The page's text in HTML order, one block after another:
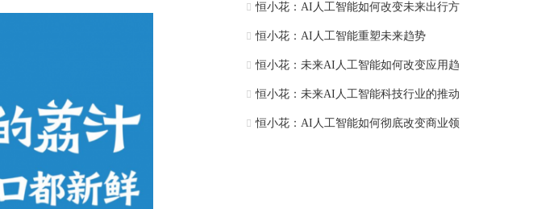
恒小花：AI人工智能如何改变未来出行方
恒小花：AI人工智能重塑未来趋势
恒小花：未来AI人工智能如何改变应用趋
恒小花：未来AI人工智能科技行业的推动
恒小花：AI人工智能如何彻底改变商业领